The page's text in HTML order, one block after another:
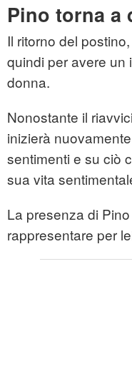
Pino torna a
Il ritorno del postino,
quindi per avere un
donna.
Nonostante il
inizierà
sentimenti e su ciò
sua vita
La presenza di
rappresentare per